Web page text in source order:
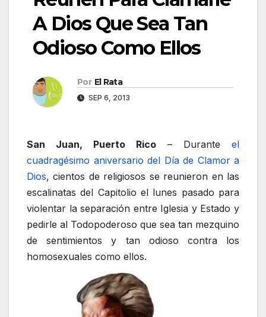
A Dios Que Sea Tan
Odioso Como Ellos
Por El Rata
SEP 6, 2013
San Juan, Puerto Rico – Durante el
cuadragésimo aniversario del Día de Clamor a
Dios, cientos de religiosos se reunieron en las
escalinatas del Capitolio el lunes pasado para
violentar la separación entre Iglesia y Estado y
pedirle al Todopoderoso que sea tan mezquino
de sentimientos y tan odioso contra los
homosexuales como ellos.